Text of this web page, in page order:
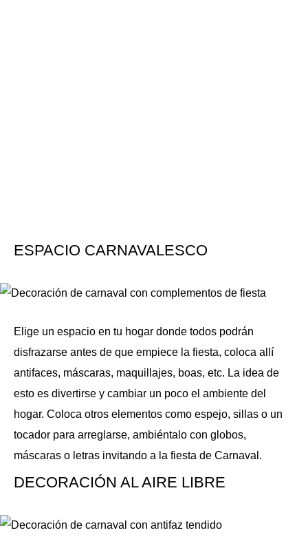
ESPACIO CARNAVALESCO
Elige un espacio en tu hogar donde todos podrán
disfrazarse antes de que empiece la fiesta, coloca allí
antifaces, máscaras, maquillajes, boas, etc. La idea de
esto es divertirse y cambiar un poco el ambiente del
hogar. Coloca otros elementos como espejo, sillas o un
tocador para arreglarse, ambiéntalo con globos,
máscaras o letras invitando a la fiesta de Carnaval.
DECORACIÓN AL AIRE LIBRE